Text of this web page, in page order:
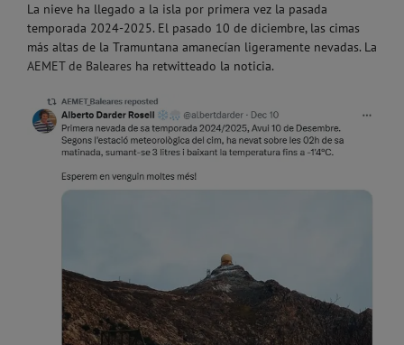
La nieve ha llegado a la isla por primera vez la pasada
temporada 2024-2025. El pasado 10 de diciembre, las cimas
más altas de la Tramuntana amanecían ligeramente nevadas. La
AEMET de Baleares ha retwitteado la noticia.